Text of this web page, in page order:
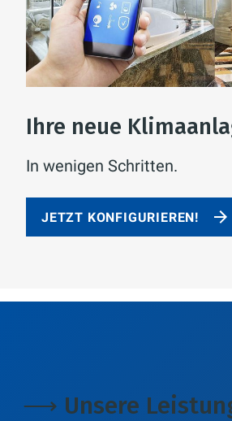
Ihre neue
In wenigen Schritten.
JETZT KONFIGURIEREN!
⟶ Unsere